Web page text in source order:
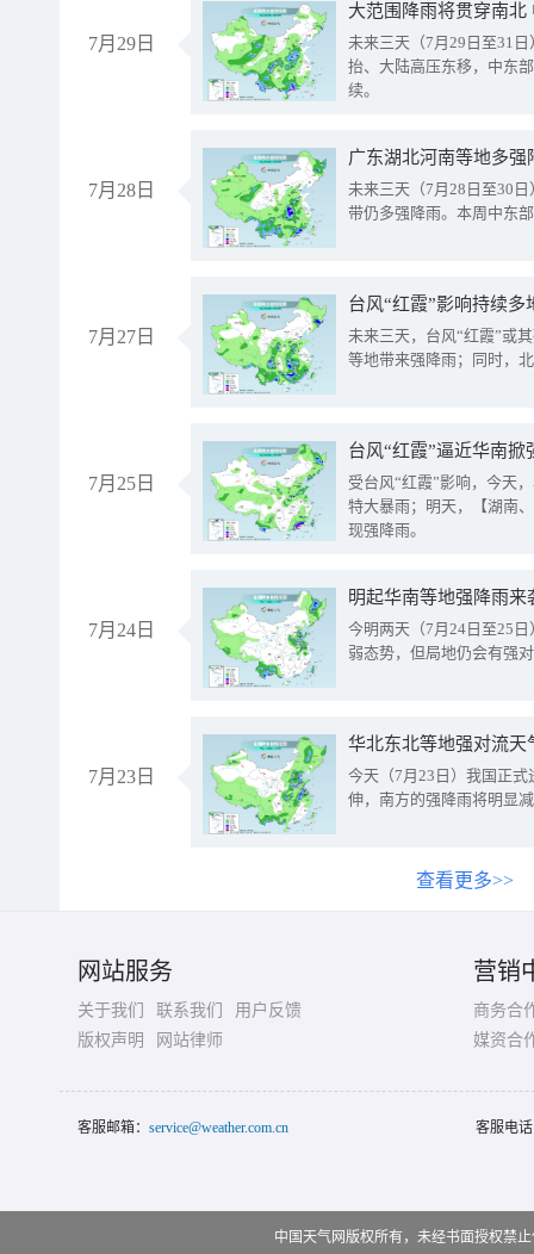
7月29日
大范围降雨将贯穿南
未来三天（7月29日至31
抬、大陆高压东移，中东
续。
7月28日
广东湖北河南等地多
未来三天（7月28日至30
带仍多强降雨。本周中东
7月27日
台风“红霞”影响持续
未来三天，台风“红霞”或
等地带来强降雨；同时，
7月25日
台风“红霞”逼近华南
受台风“红霞”影响，今天
特大暴雨；明天，【湖南
现强降雨。
7月24日
明起华南等地强降雨
今明两天（7月24日至25
弱态势，但局地仍会有强
7月23日
华北东北等地强对流天
今天（7月23日）我国正
伸，南方的强降雨将明显
查看更多>>
网站服务
关于我们 联系我们
用户反馈
版权声明
网站律师
营销
商务合
媒资合
客服邮箱： service@weather.com.cn 客服电
中国天气网版权所有，未经书面授权